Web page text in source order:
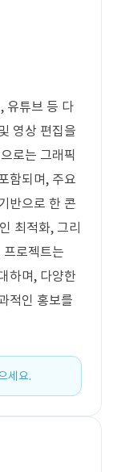
유튜브 등 다
영상 편집을
로는 그래픽
함되며, 주요
반으로 한 콘
최적화, 그리
로젝트는
하며, 다양한
적인 홍보를
세요.